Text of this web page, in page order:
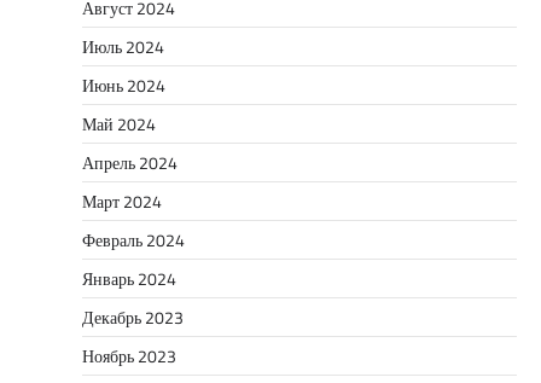
Август 2024
Июль 2024
Июнь 2024
Май 2024
Апрель 2024
Март 2024
Февраль 2024
Январь 2024
Декабрь 2023
Ноябрь 2023